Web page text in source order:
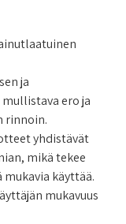
ja
ero ja
rinnoin.
yhdistävät
mikä tekee
käyttää.
mukavuus